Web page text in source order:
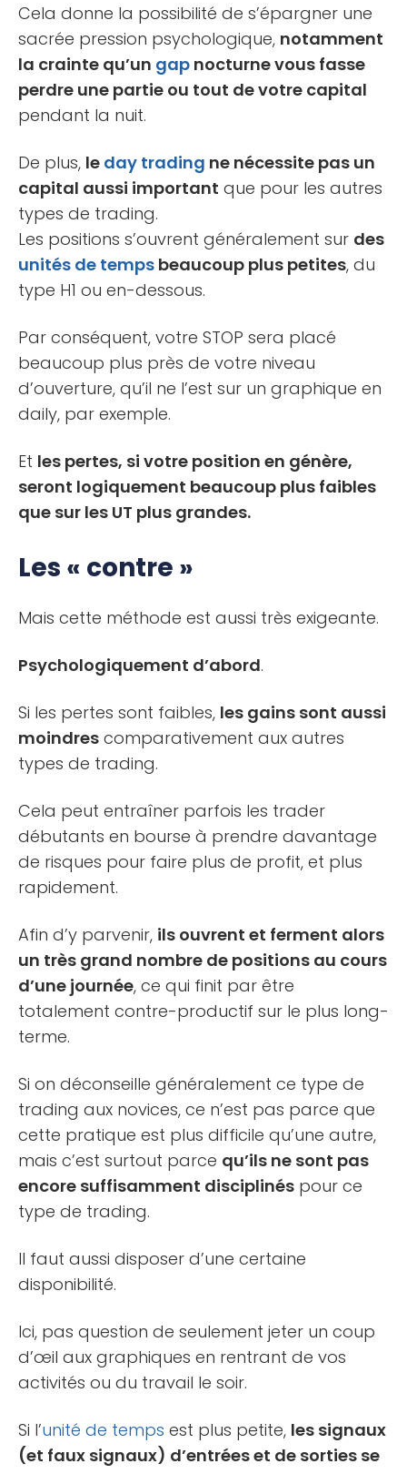
Cela donne la possibilité de s’épargner une
sacrée pression psychologique, notamment
la crainte qu’un gap nocturne vous fasse
perdre une partie ou tout de votre capital
pendant la nuit.
De plus, le day trading ne nécessite pas un
capital aussi important que pour les autres
types de trading.
Les positions s’ouvrent généralement sur des
unités de temps beaucoup plus petites, du
type H1 ou en-dessous.
Par conséquent, votre STOP sera placé
beaucoup plus près de votre niveau
d’ouverture, qu’il ne l’est sur un graphique en
daily, par exemple.
Et les pertes, si votre position en génère,
seront logiquement beaucoup plus faibles
que sur les UT plus grandes.
Les « contre »
Mais cette méthode est aussi très exigeante.
Psychologiquement d’abord.
Si les pertes sont faibles, les gains sont aussi
moindres comparativement aux autres
types de trading.
Cela peut entraîner parfois les trader
débutants en bourse à prendre davantage
de risques pour faire plus de profit, et plus
rapidement.
Afin d’y parvenir, ils ouvrent et ferment alors
un très grand nombre de positions au cours
d’une journée, ce qui finit par être
totalement contre-productif sur le plus long-
terme.
Si on déconseille généralement ce type de
trading aux novices, ce n’est pas parce que
cette pratique est plus difficile qu’une autre,
mais c’est surtout parce qu’ils ne sont pas
encore suffisamment disciplinés pour ce
type de trading.
Il faut aussi disposer d’une certaine
disponibilité.
Ici, pas question de seulement jeter un coup
d’œil aux graphiques en rentrant de vos
activités ou du travail le soir.
Si l’unité de temps est plus petite, les signaux
(et faux signaux) d’entrées et de sorties se